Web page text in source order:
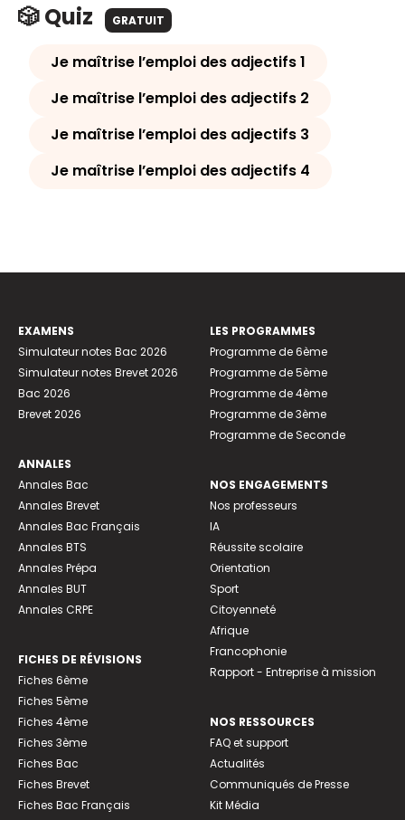
🎲 Quiz GRATUIT
Je maîtrise l’emploi des adjectifs 1
Je maîtrise l’emploi des adjectifs 2
Je maîtrise l’emploi des adjectifs 3
Je maîtrise l’emploi des adjectifs 4
EXAMENS
Simulateur notes Bac 2026
Simulateur notes Brevet 2026
Bac 2026
Brevet 2026
ANNALES
Annales Bac
Annales Brevet
Annales Bac Français
Annales BTS
Annales Prépa
Annales BUT
Annales CRPE
FICHES DE RÉVISIONS
Fiches 6ème
Fiches 5ème
Fiches 4ème
Fiches 3ème
Fiches Bac
Fiches Brevet
Fiches Bac Français
LES PROGRAMMES
Programme de 6ème
Programme de 5ème
Programme de 4ème
Programme de 3ème
Programme de Seconde
NOS ENGAGEMENTS
Nos professeurs
IA
Réussite scolaire
Orientation
Sport
Citoyenneté
Afrique
Francophonie
Rapport - Entreprise à mission
NOS RESSOURCES
FAQ et support
Actualités
Communiqués de Presse
Kit Média